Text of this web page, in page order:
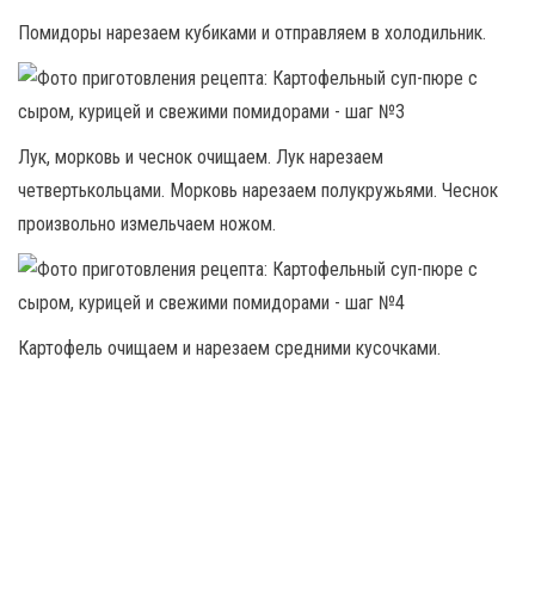
Помидоры нарезаем кубиками и отправляем в холодильник.
Лук, морковь и чеснок очищаем. Лук нарезаем
четвертькольцами. Морковь нарезаем полукружьями. Чеснок
произвольно измельчаем ножом.
Картофель очищаем и нарезаем средними кусочками.